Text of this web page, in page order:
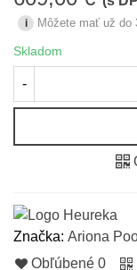
i Môžete mať už do
Skladom
-
Značka: Ariona
Obľúbené 0